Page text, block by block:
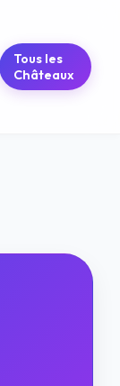
Tous les
Châteaux